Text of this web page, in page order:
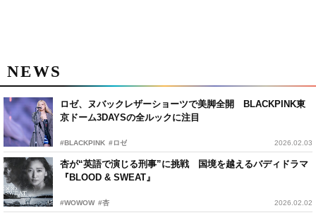
NEWS
ロゼ、ヌバックレザーショーツで美脚全開 BLACKPINK東
京ドーム3DAYSの全ルックに注目
#BLACKPINK #ロゼ 2026.02.03
杏が“英語で演じる刑事”に挑戦 国境を越えるバディドラマ
『BLOOD & SWEAT』
#WOWOW #杏 2026.02.02